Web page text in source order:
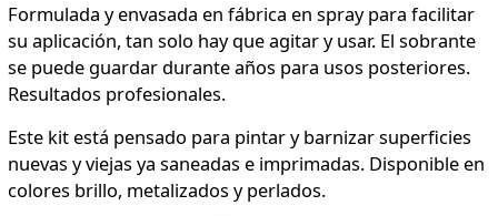
Formulada y envasada en fábrica en spray para facilitar
su aplicación, tan solo hay que agitar y usar. El sobrante
se puede guardar durante años para usos posteriores.
Resultados profesionales.
Este kit está pensado para pintar y barnizar superficies
nuevas y viejas ya saneadas e imprimadas. Disponible en
colores brillo, metalizados y perlados.